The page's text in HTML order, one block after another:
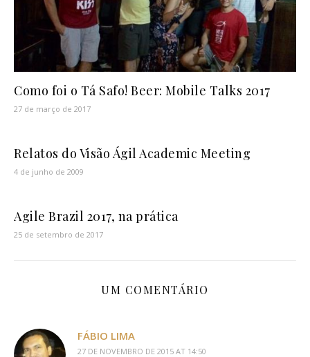
Como foi o Tá Safo! Beer: Mobile Talks 2017
27 de março de 2017
Relatos do Visão Ágil Academic Meeting
4 de junho de 2009
Agile Brazil 2017, na prática
25 de setembro de 2017
UM COMENTÁRIO
FÁBIO LIMA
27 DE NOVEMBRO DE 2015 AT 14:50